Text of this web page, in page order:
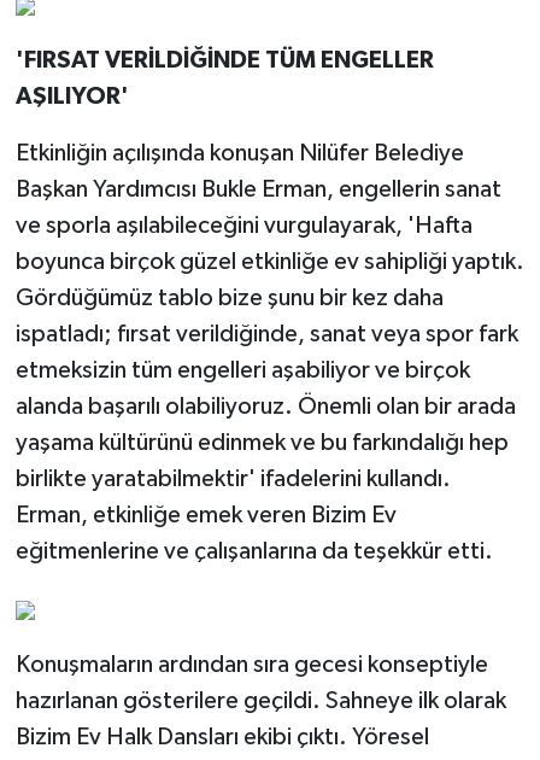
'FIRSAT VERİLDİĞİNDE TÜM ENGELLER
AŞILIYOR'
Etkinliğin açılışında konuşan Nilüfer Belediye
Başkan Yardımcısı Bukle Erman, engellerin sanat
ve sporla aşılabileceğini vurgulayarak, 'Hafta
boyunca birçok güzel etkinliğe ev sahipliği yaptık.
Gördüğümüz tablo bize şunu bir kez daha
ispatladı; fırsat verildiğinde, sanat veya spor fark
etmeksizin tüm engelleri aşabiliyor ve birçok
alanda başarılı olabiliyoruz. Önemli olan bir arada
yaşama kültürünü edinmek ve bu farkındalığı hep
birlikte yaratabilmektir' ifadelerini kullandı.
Erman, etkinliğe emek veren Bizim Ev
eğitmenlerine ve çalışanlarına da teşekkür etti.
Konuşmaların ardından sıra gecesi konseptiyle
hazırlanan gösterilere geçildi. Sahneye ilk olarak
Bizim Ev Halk Dansları ekibi çıktı. Yöresel